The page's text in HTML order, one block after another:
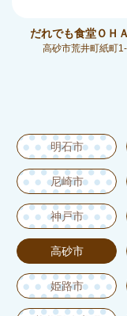
だれでも食堂ＯＨ
高砂市荒井町紙町
明石市
尼崎市
神戸市
高砂市
姫路市